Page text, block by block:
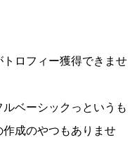
ロフィー獲得できませ
ベーシックっというも
成のやつもありませ